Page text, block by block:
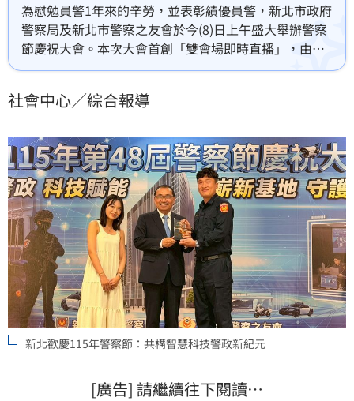
為慰勉員警1年來的辛勞，並表彰績優員警，新北市政府
警察局及新北市警察之友會於今(8)日上午盛大舉辦警察
節慶祝大會。本次大會首創「雙會場即時直播」，由市
長親自主持戶外「新購警用車輛校閱典禮」，展現全面
會。現場邀請新北市議員、各界賢達及義警、民防、志
協力，共維治安的堅實力量。
社會中心／綜合報導
新北歡慶115年警察節：共構智慧科技警政新紀元
[廣告] 請繼續往下閱讀…